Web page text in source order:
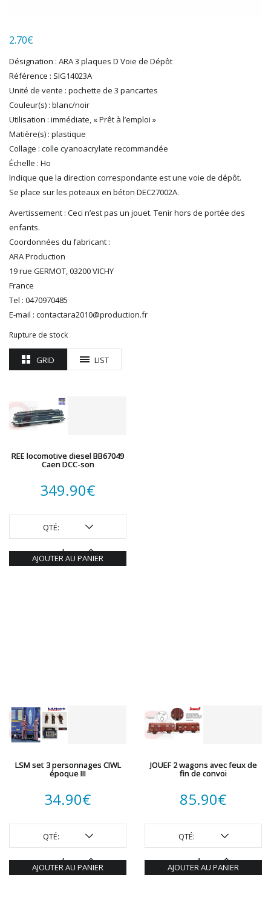
MAKETTE
MARLKIN
MKD
NOREV
NOVATEUR MODELES
PECO
PG mini
PIKO
PN SUD MODELISME
PREISER
PRINCE AUGUST
REDUTEX
REE
RÉGIONS ET COMPAGNIES
ROCO
ROTOMAGUS
ROUTE 87
SAI
TAMIYA
TRAINS OUEST
VIESSMANN
WIKING
XURON
2.70€
Désignation : ARA 3 plaques D Voie de Dépôt
Référence : SIG14023A
Unité de vente : pochette de 3 pancartes
Couleur(s) : blanc/noir
Utilisation : immédiate, « Prêt à l’emploi »
Matière(s) : plastique
Collage : colle cyanoacrylate recommandée
Échelle : Ho
Indique que la direction correspondante est une voie de dépôt.
Se place sur les poteaux en béton DEC27002A.
Avertissement : Ceci n’est pas un jouet. Tenir hors de portée des
enfants.
Coordonnées du fabricant :
ARA Production
19 rue GERMOT, 03200 VICHY
France
Tel : 0470970485
E-mail : contactara2010@production.fr
Rupture de stock
GRID LIST
REE locomotive diesel BB67049
Caen DCC-son
349.90€
QTÉ:
AJOUTER AU PANIER
LSM set 3 personnages CIWL
époque III
34.90€
QTÉ:
AJOUTER AU PANIER
JOUEF 2 wagons avec feux de
fin de convoi
85.90€
QTÉ:
AJOUTER AU PANIER